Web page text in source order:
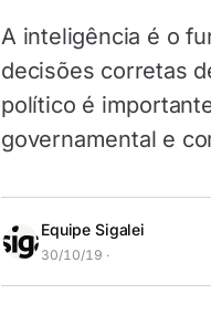
A inteligência é o
decisões corretas
político é
governamental e
Equipe Sigalei
30/10/19 ·